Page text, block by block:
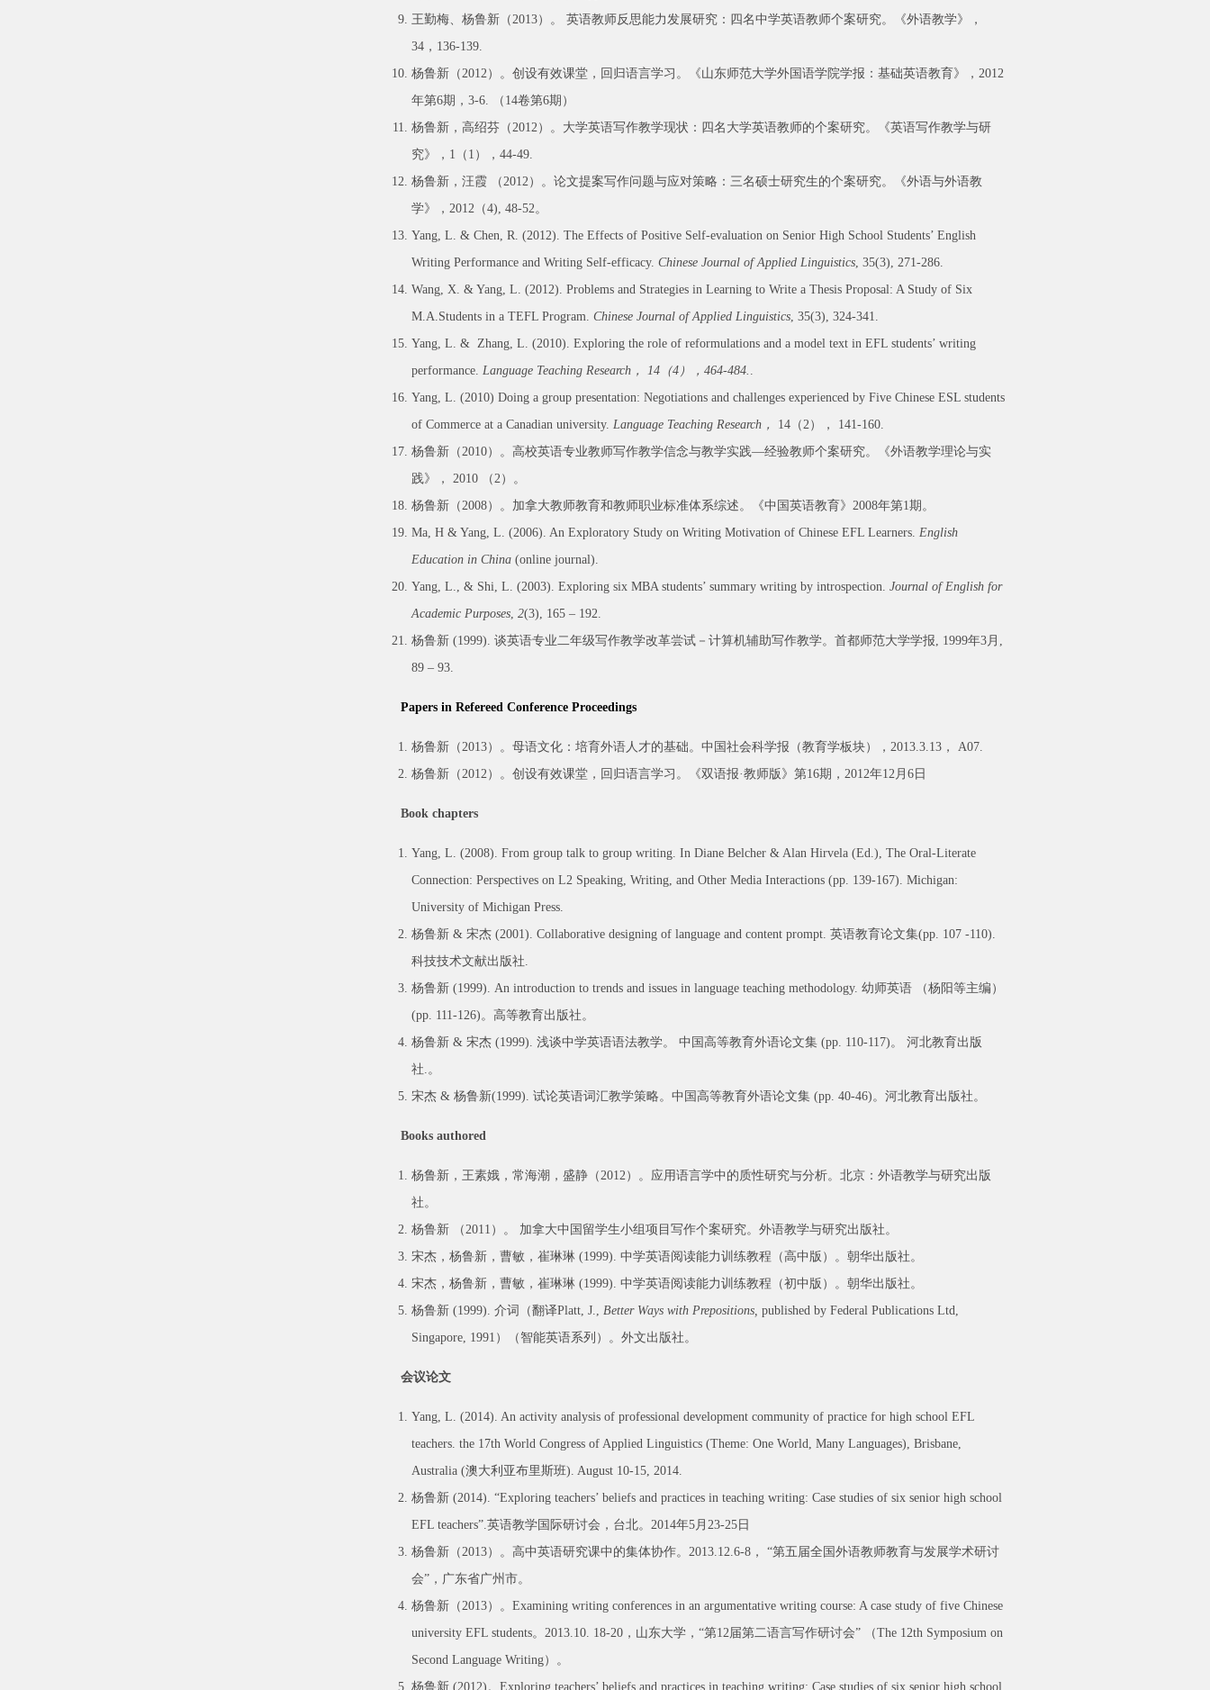
王勤梅、杨鲁新（2013）。 英语教师反思能力发展研究：四名中学英语教师个案研究。《外语教学》，
34，136-139.
杨鲁新（2012）。创设有效课堂，回归语言学习。《山东师范大学外国语学院学报：基础英语教育》，2012
年第6期，3-6. （14卷第6期）
杨鲁新，高绍芬（2012）。大学英语写作教学现状：四名大学英语教师的个案研究。《英语写作教学与研
究》，1（1），44-49.
杨鲁新，汪霞 （2012）。论文提案写作问题与应对策略：三名硕士研究生的个案研究。《外语与外语教
学》，2012（4), 48-52。
Yang, L. & Chen, R. (2012). The Effects of Positive Self-evaluation on Senior High School Students’ English
Writing Performance and Writing Self-efficacy. Chinese Journal of Applied Linguistics, 35(3), 271-286.
Wang, X. & Yang, L. (2012). Problems and Strategies in Learning to Write a Thesis Proposal: A Study of Six
M.A.Students in a TEFL Program. Chinese Journal of Applied Linguistics, 35(3), 324-341.
Yang, L. & Zhang, L. (2010). Exploring the role of reformulations and a model text in EFL students’ writing
performance. Language Teaching Research ， 14 （4 ）， 464-484. .
Yang, L. (2010) Doing a group presentation: Negotiations and challenges experienced by Five Chinese ESL students
of Commerce at a Canadian university. Language Teaching Research ，
14（2）， 141-160.
杨鲁新（2010）。高校英语专业教师写作教学信念与教学实践—经验教师个案研究。《外语教学理论与实
践》， 2010 （2）。
杨鲁新（2008）。加拿大教师教育和教师职业标准体系综述。《中国英语教育》2008年第1期。
Ma, H & Yang, L. (2006). An Exploratory Study on Writing Motivation of Chinese EFL Learners. English
Education in China (online journal).
Yang, L., & Shi, L. (2003). Exploring six MBA students’ summary writing by introspection. Journal of English for
Academic Purposes, 2(3), 165 – 192.
杨鲁新 (1999). 谈英语专业二年级写作教学改革尝试－计算机辅助写作教学。首都师范大学学报, 1999年3月,
89 – 93.
Papers in Refereed Conference Proceedings
杨鲁新（2013）。母语文化：培育外语人才的基础。中国社会科学报（教育学板块），2013.3.13， A07.
杨鲁新（2012）。创设有效课堂，回归语言学习。《双语报·教师版》第16期，2012年12月6日
Book chapters
Yang, L. (2008). From group talk to group writing. In Diane Belcher & Alan Hirvela (Ed.), The Oral-Literate
Connection: Perspectives on L2 Speaking, Writing, and Other Media Interactions (pp. 139-167). Michigan:
University of Michigan Press.
杨鲁新 & 宋杰 (2001). Collaborative designing of language and content prompt. 英语教育论文集(pp. 107 -110).
科技技术文献出版社.
杨鲁新 (1999). An introduction to trends and issues in language teaching methodology. 幼师英语 （杨阳等主编）
(pp. 111-126)。高等教育出版社。
杨鲁新 & 宋杰 (1999). 浅谈中学英语语法教学。 中国高等教育外语论文集 (pp. 110-117)。 河北教育出版
社.。
宋杰 & 杨鲁新(1999). 试论英语词汇教学策略。中国高等教育外语论文集 (pp. 40-46)。河北教育出版社。
Books authored
杨鲁新，王素娥，常海潮，盛静（2012）。应用语言学中的质性研究与分析。北京：外语教学与研究出版
社。
杨鲁新 （2011）。 加拿大中国留学生小组项目写作个案研究。外语教学与研究出版社。
宋杰，杨鲁新，曹敏，崔琳琳 (1999). 中学英语阅读能力训练教程（高中版）。朝华出版社。
宋杰，杨鲁新，曹敏，崔琳琳 (1999). 中学英语阅读能力训练教程（初中版）。朝华出版社。
杨鲁新 (1999). 介词（翻译Platt, J., Better Ways with Prepositions, published by Federal Publications Ltd,
Singapore, 1991）（智能英语系列）。外文出版社。
会议论文
Yang, L. (2014). An activity analysis of professional development community of practice for high school EFL
teachers. the 17th World Congress of Applied Linguistics (Theme: One World, Many Languages), Brisbane,
Australia (澳大利亚布里斯班). August 10-15, 2014.
杨鲁新 (2014). “Exploring teachers’ beliefs and practices in teaching writing: Case studies of six senior high school
EFL teachers”.英语教学国际研讨会，台北。2014年5月23-25日
杨鲁新（2013）。高中英语研究课中的集体协作。2013.12.6-8， “第五届全国外语教师教育与发展学术研讨
会”，广东省广州市。
杨鲁新（2013）。Examining writing conferences in an argumentative writing course: A case study of five Chinese
university EFL students。2013.10. 18-20，山东大学，“第12届第二语言写作研讨会” （The 12th Symposium on
Second Language Writing）。
杨鲁新 (2012)。Exploring teachers’ beliefs and practices in teaching writing: Case studies of six senior high school